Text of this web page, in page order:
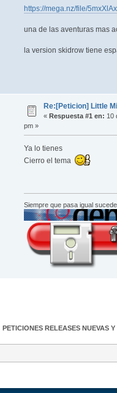
https://mega.nz/file/
una de las aventuras mas
la version skidrow tiene
Re:[Peticion] Little
« Respuesta #1 en: 10
pm »
Ya lo tienes
Cierro el tema
Siempre que pasa igual
PETICIONES RELEASES NUEVAS